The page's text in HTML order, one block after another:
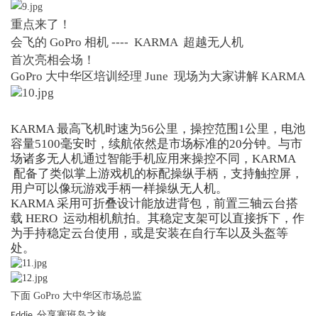
重点来了！
会飞的 GoPro 相机 ---- KARMA 超越无人机
首次亮相会场！
GoPro 大中华区培训经理 June 现场为大家讲解 KARMA
KARMA 最高飞机时速为56公里，操控范围1公里，电池
容量5100毫安时，续航依然是市场标准的20分钟。与市
场诸多无人机通过智能手机应用来操控不同，KARMA
配备了类似掌上游戏机的标配操纵手柄，支持触控屏，
用户可以像玩游戏手柄一样操纵无人机。
KARMA 采用可折叠设计能放进背包，前置三轴云台搭
载 HERO 运动相机航拍。其稳定支架可以直接拆下，作
为手持稳定云台使用，或是安装在自行车以及头盔等
处。
下面 GoPro 大中华区市场总监